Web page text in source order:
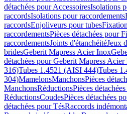
détachées pour AccessoiresIsolations
raccordsIsolations pour raccordements
raccordsEnjoliveurs pour tubes
raccordementsPièces détachées pour
raccordementsJoints d'étanchéitéJeux
bridesGeberit Mapress Acier Inox
détachées pour Geberit Mapress
316)Tubes 1.4521 (AISI 444)Tubes
304)MamelonsManchonsPièces
ManchonsRéductionsPièces
RéductionsCoudesPièces détachées
détachées pour TésRaccords